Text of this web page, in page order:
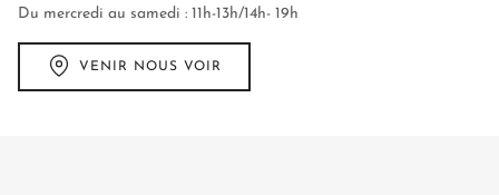
Du mercredi au samedi : 11h-13h/14h- 19h
VENIR NOUS VOIR